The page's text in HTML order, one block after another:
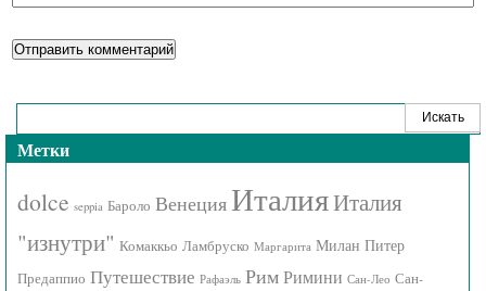
Метки
dolce seppia Бароло Венеция ИталияИталия
"изнутри" Комаккьо Ламбруско Маргарита Милан Питер
Предаппио Путешествие Рафаэль РимРимини Сан-Лео Сан-